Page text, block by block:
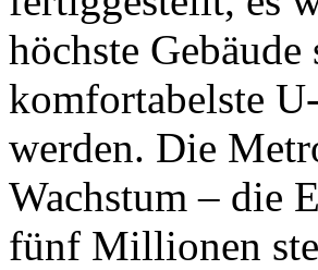
höchste
komfortabelste
werden. Die
Wachstum – die
fünf Millionen